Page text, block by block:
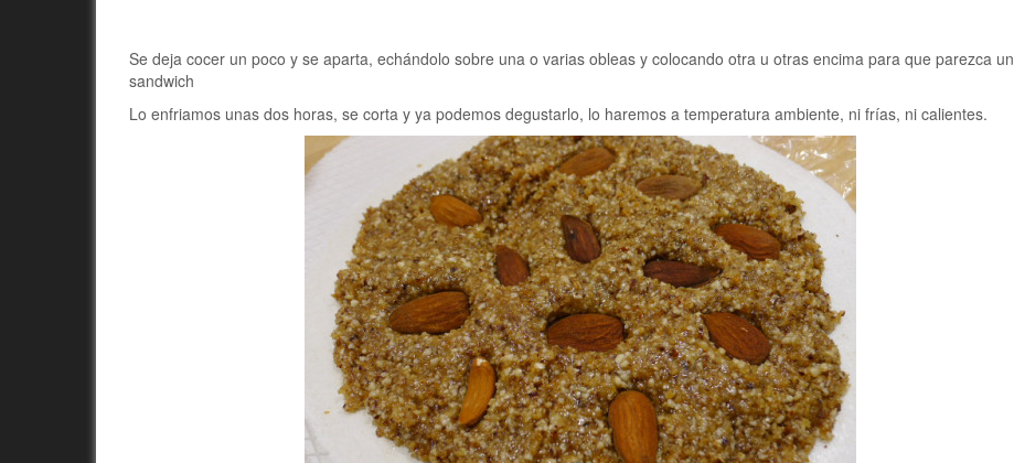
Se deja cocer un poco y se aparta, echándolo sobre una o varias obleas y colocando otra u otras encima para que parezca un
sandwich
Lo enfriamos unas dos horas, se corta y ya podemos degustarlo, lo haremos a temperatura ambiente, ni frías, ni calientes.